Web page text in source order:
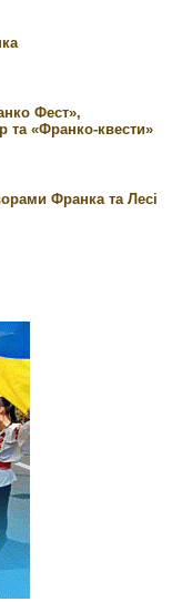
Фест»,
та «Франко-квести»
Франка та Лесі